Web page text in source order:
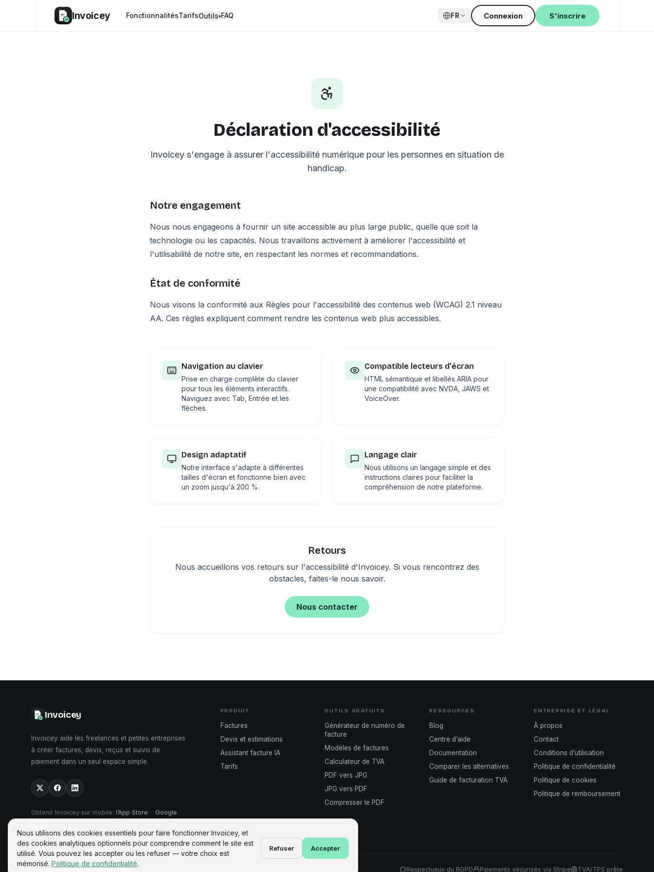
Invoicey FonctionnalitésTarifsOutils▾FAQ FR Connexion S'inscrire
Déclaration d'accessibilité
Invoicey s'engage à assurer l'accessibilité numérique pour les personnes en situation de
handicap.
Notre engagement
Nous nous engageons à fournir un site accessible au plus large public, quelle que soit la
technologie ou les capacités. Nous travaillons activement à améliorer l'accessibilité et
l'utilisabilité de notre site, en respectant les normes et recommandations.
État de conformité
Nous visons la conformité aux Règles pour l'accessibilité des contenus web (WCAG) 2.1 niveau
AA. Ces règles expliquent comment rendre les contenus web plus accessibles.
Navigation au clavier
Prise en charge complète du clavier
pour tous les éléments interactifs.
Naviguez avec Tab, Entrée et les
flèches.
Compatible lecteurs d'écran
HTML sémantique et libellés ARIA pour
une compatibilité avec NVDA, JAWS et
VoiceOver.
Design adaptatif
Notre interface s'adapte à différentes
tailles d'écran et fonctionne bien avec
un zoom jusqu'à 200 %.
Langage clair
Nous utilisons un langage simple et des
instructions claires pour faciliter la
compréhension de notre plateforme.
Retours
Nous accueillons vos retours sur l'accessibilité d'Invoicey. Si vous rencontrez des
obstacles, faites-le nous savoir.
Nous contacter
Invoicey
Invoicey aide les freelances et petites entreprises
à créer factures, devis, reçus et suivis de
paiement dans un seul espace simple.
Obtenir Invoicey sur mobile: l’App Store · Google
Play
PRODUIT
Factures
Devis et estimations
Assistant facture IA
Tarifs
OUTILS GRATUITS
Générateur de numéro de
facture
Modèles de factures
Calculateur de TVA
PDF vers JPG
JPG vers PDF
Compresser le PDF
RESSOURCES
Blog
Centre d’aide
Documentation
Comparer les alternatives
Guide de facturation TVA
ENTREPRISE ET LÉGAL
À propos
Contact
Conditions d’utilisation
Politique de confidentialité
Politique de cookies
Politique de remboursement
2026Invoicey ·Fait en Europe Respectueux du RGPD Paiements sécurisés via Stripe TVA/TPS prête
Nous utilisons des cookies essentiels pour faire fonctionner Invoicey, et
des cookies analytiques optionnels pour comprendre comment le site est
utilisé. Vous pouvez les accepter ou les refuser — votre choix est
mémorisé. Politique de confidentialité.
Refuser Accepter